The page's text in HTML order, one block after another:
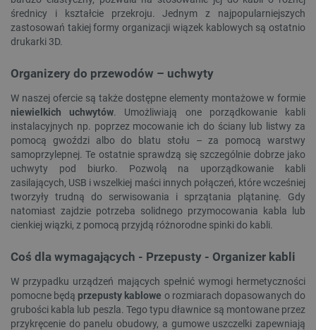
średnicy i kształcie przekroju. Jednym z najpopularniejszych
zastosowań takiej formy organizacji wiązek kablowych są ostatnio
drukarki 3D.
Organizery do przewodów – uchwyty
W naszej ofercie są także dostępne elementy montażowe w formie
niewielkich uchwytów. Umożliwiają one porządkowanie kabli
instalacyjnych np. poprzez mocowanie ich do ściany lub listwy za
pomocą gwoździ albo do blatu stołu – za pomocą warstwy
samoprzylepnej. Te ostatnie sprawdzą się szczególnie dobrze jako
uchwyty pod biurko. Pozwolą na uporządkowanie kabli
zasilających, USB i wszelkiej maści innych połączeń, które wcześniej
tworzyły trudną do serwisowania i sprzątania plątaninę. Gdy
natomiast zajdzie potrzeba solidnego przymocowania kabla lub
cienkiej wiązki, z pomocą przyjdą różnorodne spinki do kabli.
Coś dla wymagających - Przepusty - Organizer kabli
W przypadku urządzeń mających spełnić wymogi hermetyczności
pomocne będą przepusty kablowe o rozmiarach dopasowanych do
grubości kabla lub peszla. Tego typu dławnice są montowane przez
przykręcenie do panelu obudowy, a gumowe uszczelki zapewniają
__cf_bm
Cloudflare Inc.